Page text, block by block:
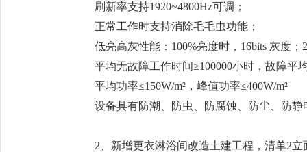
刷新率支持1920~4800Hz可调；
正常工作时支持消除毛毛虫功能；
低亮高灰性能：100%亮度时，16bits 灰度
平均无故障工作时间≥100000小时，故障
平均功率≤150W/m²，峰值功率≤400W/m²
设备具有防潮、防虫、防腐蚀、防尘、防
2、新增更衣淋浴间改造土建工程，清单2立